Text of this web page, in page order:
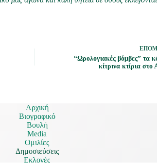
“Ωρολογιακές βόμβες” τα
κίτρινα κτίρια
Αρχική
Βιογραφικό
Βουλή
Media
Ομιλίες
Δημοσιεύσεις
Εκλογές